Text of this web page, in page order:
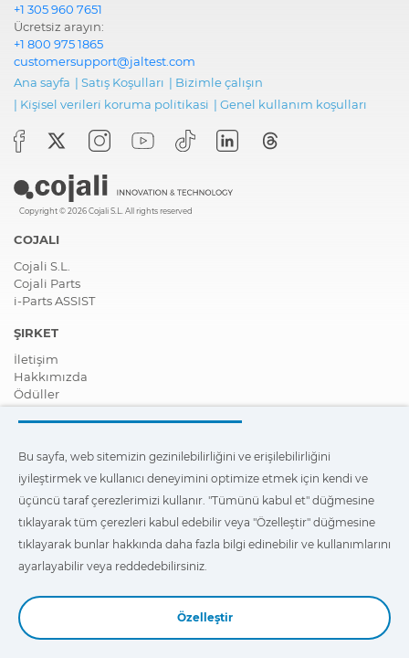
+1 305 960 7651
Ücretsiz arayın:
+1 800 975 1865
customersupport@jaltest.com
Ana sayfa | Satış Koşulları | Bizimle çalışın
| Ki̇şi̇sel veri̇leri̇ koruma poli̇ti̇kasi | Genel kullanım koşulları
Copyright © 2026 Cojali S.L. All rights reserved
COJALI
Cojali S.L.
Cojali Parts
i-Parts ASSIST
ŞIRKET
İletişim
Hakkımızda
Ödüller
Sertifikalar
Kurumsal Sosyal Sorumluluk
Haberler
Videolar
FAQ - Sıkça Sorulan Sorular
Bu sayfa, web sitemizde erişilebilirliği ve en iyi gezinti
deneyimini sağlamak, ayrıca da kullanıcı deneyimini optimize
etmek için kendi ve üçüncü taraf çerezlerimizi kullanır. Bunlar
veya reddetmek için"Ayarlar"üzerine tıklayabilirsiniz.
Bu sayfa, web sitemizin gezinilebilirliğini ve erişilebilirliğini
iyileştirmek ve kullanıcı deneyimini optimize etmek için kendi ve
üçüncü taraf çerezlerimizi kullanır. "Tümünü kabul et" düğmesine
tıklayarak tüm çerezleri kabul edebilir veya "Özelleştir" düğmesine
tıklayarak bunlar hakkında daha fazla bilgi edinebilir ve kullanımlarını
ayarlayabilir veya reddedebilirsiniz.
Özelleştir